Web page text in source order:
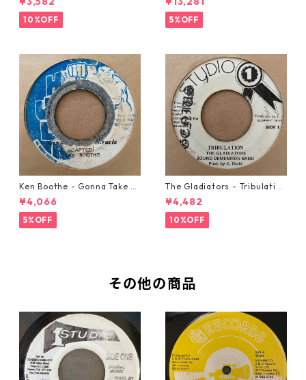
10%OFF 5%OFF
Ken Boothe - Gonna Take A
Miracle【7-21362】
¥4,066
5%OFF
The Gladiators - Tribulation
【7-21365】
¥4,482
10%OFF
その他の商品